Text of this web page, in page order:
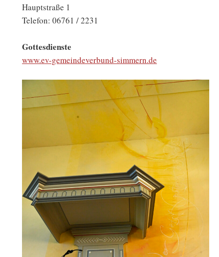
Hauptstraße 1
Telefon: 06761 / 2231
Gottesdienste
www.ev-gemeindeverbund-simmern.de